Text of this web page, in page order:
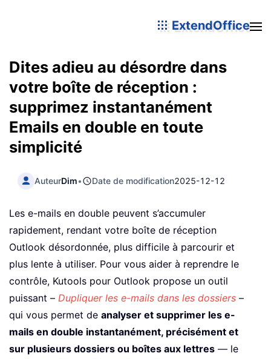
ExtendOffice
Dites adieu au désordre dans
votre boîte de réception :
supprimez instantanément
Emails en double en toute
simplicité
AuteurDim• Date de modification2025-12-12
Les e-mails en double peuvent s’accumuler
rapidement, rendant votre boîte de réception
Outlook désordonnée, plus difficile à parcourir et
plus lente à utiliser. Pour vous aider à reprendre le
contrôle, Kutools pour Outlook propose un outil
puissant – Dupliquer les e-mails dans les dossiers –
qui vous permet de analyser et supprimer les e-
mails en double instantanément, précisément et
sur plusieurs dossiers ou boîtes aux lettres — le